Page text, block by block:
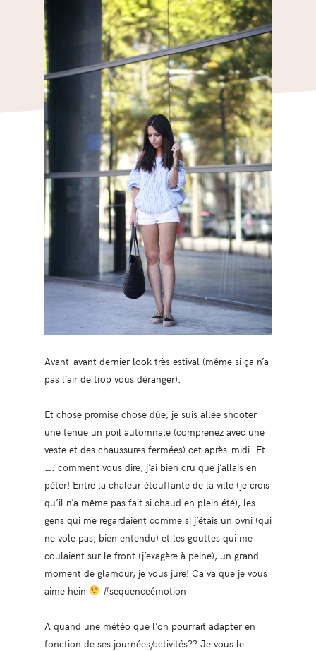
Avant-avant dernier look très estival (même si ça n’a
pas l’air de trop vous déranger).
Et chose promise chose dûe, je suis allée shooter
une tenue un poil automnale (comprenez avec une
veste et des chaussures fermées) cet après-midi. Et
…. comment vous dire, j’ai bien cru que j’allais en
péter! Entre la chaleur étouffante de la ville (je crois
qu’il n’a même pas fait si chaud en plein été), les
gens qui me regardaient comme si j’étais un ovni (qui
ne vole pas, bien entendu) et les gouttes qui me
coulaient sur le front (j’exagère à peine), un grand
moment de glamour, je vous jure! Ca va que je vous
aime hein
#sequenceémotion
A quand une météo que l’on pourrait adapter en
fonction de ses journées/activités?? Je vous le